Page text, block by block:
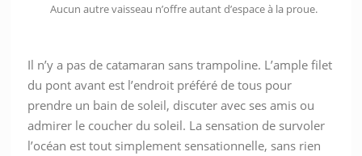
Aucun autre vaisseau n’offre autant d’espace à la proue.
Il n’y a pas de catamaran sans trampoline. L’ample filet
du pont avant est l’endroit préféré de tous pour
prendre un bain de soleil, discuter avec ses amis ou
admirer le coucher du soleil. La sensation de survoler
l’océan est tout simplement sensationnelle, sans rien